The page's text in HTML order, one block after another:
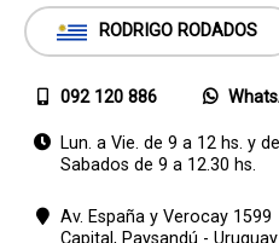
RODRIGO RODADOS
092 120 886
Lun. a Vie. de 9 a 12 hs. y
Sabados de 9 a 12.30 hs.
Av. España y Verocay 1599